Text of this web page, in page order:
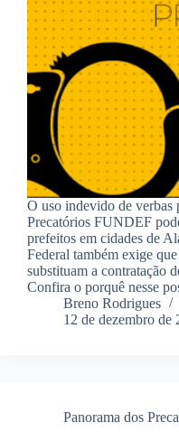
O uso indevido de verbas
Precatórios FUNDEF
prefeitos em cidades de
Federal também exige
substituam a contratação
Confira o porquê nesse
Breno Rodrigues
12 de dezembro de
Panorama dos